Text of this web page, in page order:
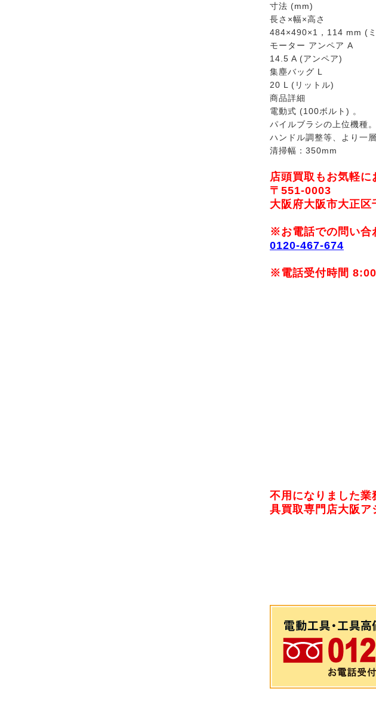
寸法 (mm)
長さ×幅×高さ
484×490×1，114 mm (
モーター アンペア A
14.5 A (アンペア)
集塵バッグ L
20 L (リットル)
商品詳細
電動式 (100ボルト) 。
パイルブラシの上位機種
ハンドル調整等、より一
清掃幅：350mm
店頭買取もお気軽に
〒551-0003
大阪府大阪市大正
※お電話での問い合
0120-467-674
※電話受付時間
不用になりました業
具買取専門店大阪ア